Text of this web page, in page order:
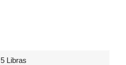
5 Libras